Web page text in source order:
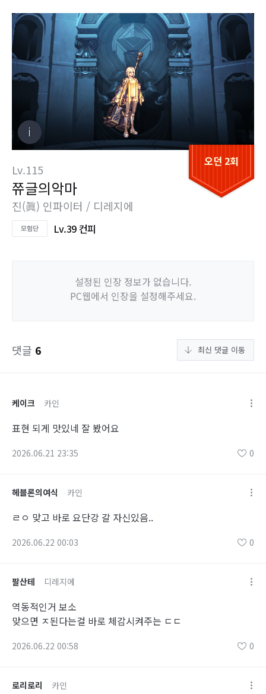
오던 2회
Lv.115
쮸글의악마
진(眞) 인파이터 / 디레지에
Lv.39 컨피
설정된 인장 정보가 없습니다.
PC웹에서 인장을 설정해주세요.
댓글 6 최신 댓글 이동
케이크 카인
표현 되게 맛있네 잘 봤어요
2026.06.21 23:35 0
헤블론의여식 카인
ㄹㅇ 맞고 바로 요단강 갈 자신있음..
2026.06.22 00:03 0
팔산테 디레지에
역동적인거 보소
맞으면 ㅈ된다는걸 바로 체감시켜주는 ㄷㄷ
2026.06.22 00:58 0
로리로리 카인